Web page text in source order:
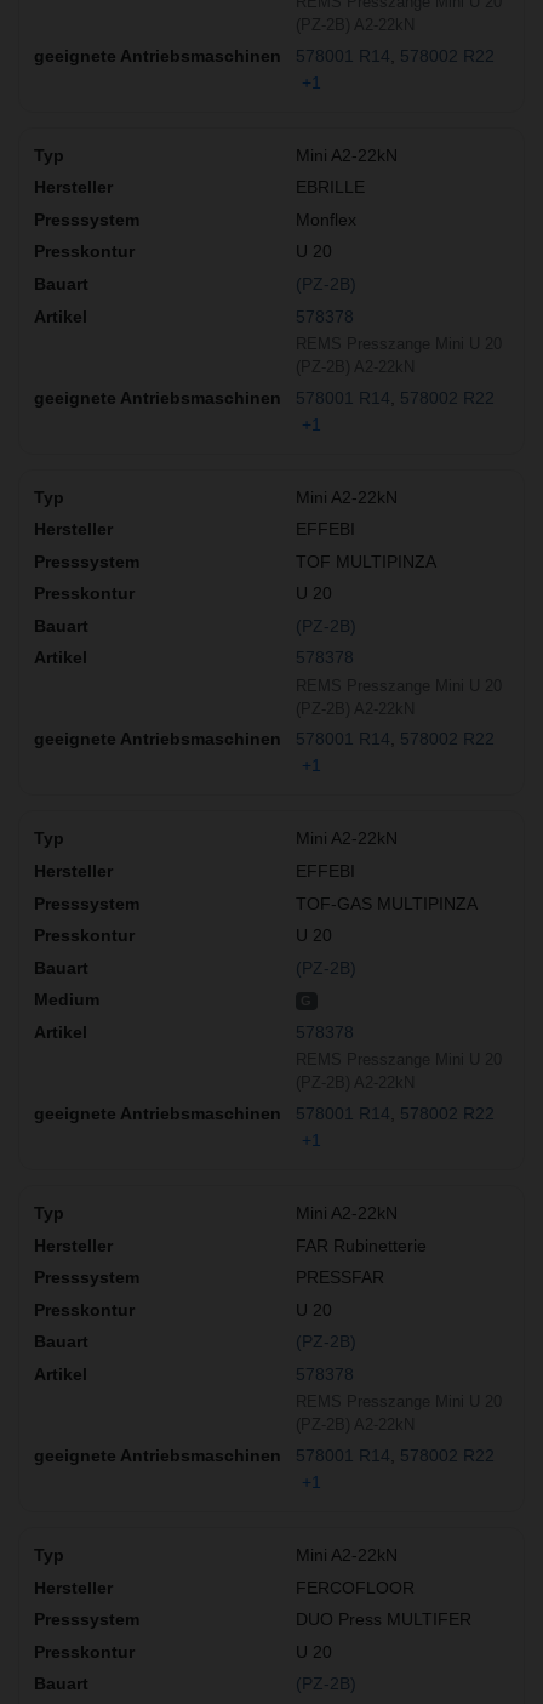
578001 R14
578002 R22
+1
Mini A2-22kN
EBRILLE
Monflex
U 20
(PZ-2B)
578378
578001 R14
578002 R22
+1
Mini A2-22kN
EFFEBI
TOF MULTIPINZA
U 20
(PZ-2B)
578378
578001 R14
578002 R22
+1
Mini A2-22kN
EFFEBI
TOF-GAS MULTIPINZA
U 20
(PZ-2B)
578378
578001 R14
578002 R22
+1
Mini A2-22kN
FAR Rubinetterie
PRESSFAR
U 20
(PZ-2B)
578378
578001 R14
578002 R22
+1
Mini A2-22kN
FERCOFLOOR
DUO Press MULTIFER
U 20
(PZ-2B)